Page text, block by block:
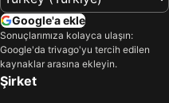
Miarosa İncekum Beach
Alarcha Hotels & Resort - All Inclusive
Mysea Hotels Incekum
AQI Pegasos Club
Google'a ekle
Sonuçlarımıza kolayca ulaşın:
Google'da trivago'yu tercih edilen
kaynaklar arasına ekleyin.
Şirket